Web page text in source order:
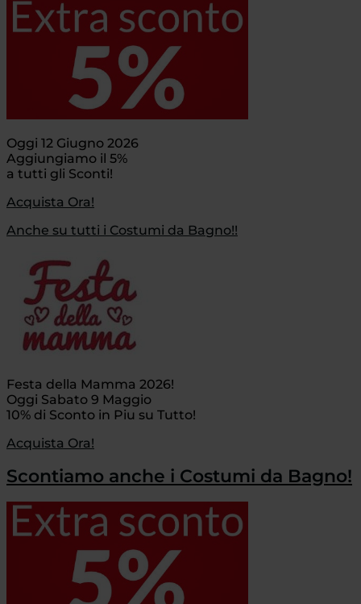
Oggi 12 Giugno 2026
Aggiungiamo il 5%
a tutti gli Sconti!
Acquista Ora!
Anche su tutti i Costumi da Bagno!!
Festa della Mamma 2026!
Oggi Sabato 9 Maggio
10% di Sconto in Piu su Tutto!
Acquista Ora!
Scontiamo anche i Costumi da Bagno!